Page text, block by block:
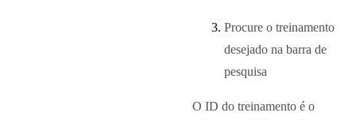
Procure o treinamento
desejado na barra de
pesquisa
O ID do treinamento é o